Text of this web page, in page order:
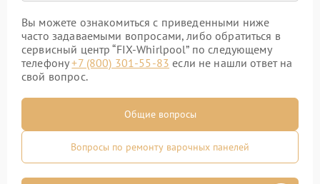
Вы можете ознакомиться с приведенными ниже
часто задаваемыми вопросами, либо обратиться в
сервисный центр “FIX-Whirlpool” по следующему
телефону+7 (800) 301-55-83 если не нашли ответ на
свой вопрос.
Общие вопросы
Вопросы по ремонту варочных панелей